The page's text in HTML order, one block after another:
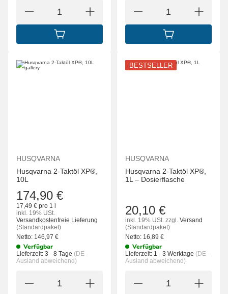
IN DEN WARENKORB IN DEN
HUSQVARNA
Husqvarna 2-Taktöl XP®,
10L
174,90 €
17,49 € pro 1 l
inkl. 19% USt.
Versandkostenfreie Lieferung
(Standardpaket)
Netto: 146,97 €
Verfügbar
Lieferzeit: 3 - 8 Tage (DE -
Ausland abweichend)
BESTSELLER
HUSQVARNA
Husqvarna 2-Taktöl XP®,
1L – Dosierflasche
20,10 €
inkl. 19% USt. zzgl. Versand
(Standardpaket)
Netto: 16,89 €
Verfügbar
Lieferzeit: 1 - 3 Werktage (DE -
Ausland abweichend)